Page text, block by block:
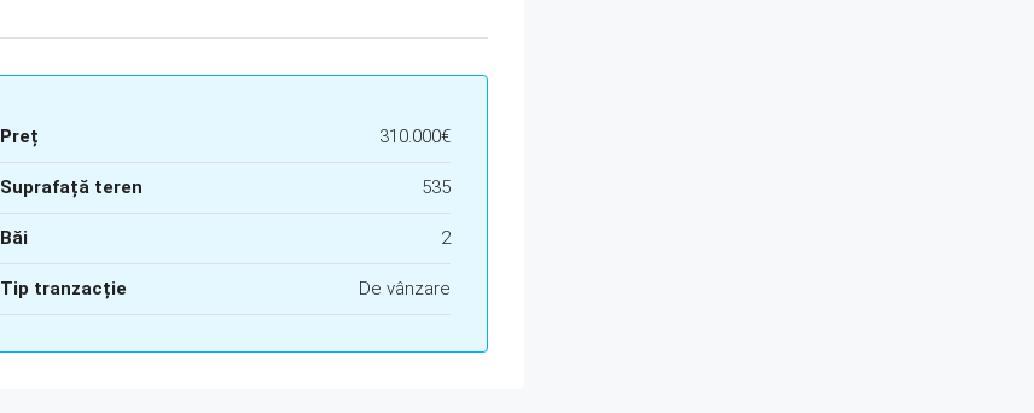
Preț 310.000€
Suprafață teren 535
Băi 2
Tip tranzacție De vânzare